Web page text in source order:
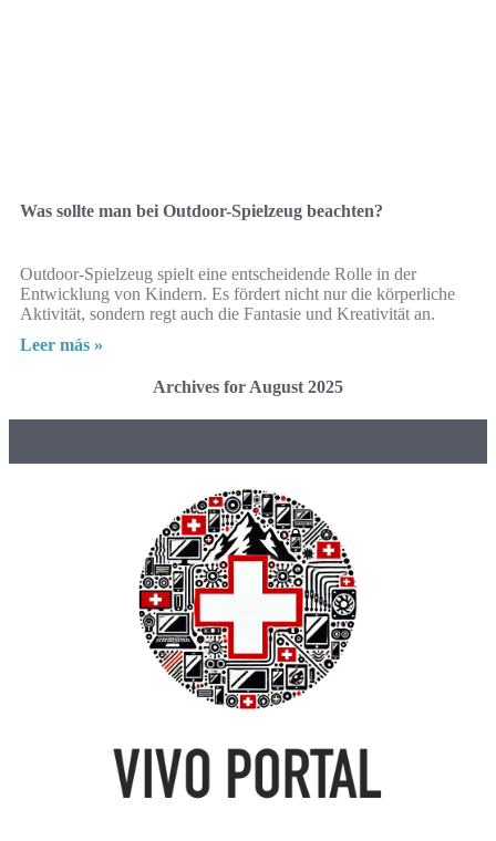
Was sollte man bei Outdoor-Spielzeug beachten?
Outdoor-Spielzeug spielt eine entscheidende Rolle in der
Entwicklung von Kindern. Es fördert nicht nur die körperliche
Aktivität, sondern regt auch die Fantasie und Kreativität an.
Leer más »
Archives for August 2025